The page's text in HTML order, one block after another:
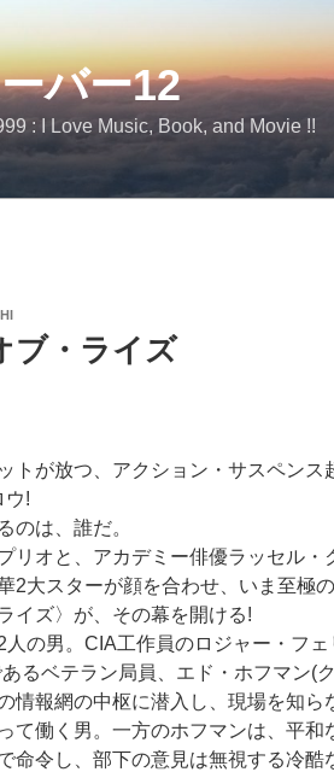
バー12
: I Love Music, Book, and Movie !!
ブ・ライズ
トが放つ、アクション・サスペンス
ウ!
のは、誰だ。
リオと、アカデミー俳優ラッセル
2大スターが顔を合わせ、いま至極の
イズ〉が、その幕を開ける!
の男。CIA工作員のロジャー・フ
るベテラン局員、エド・ホフマン(ク
情報網の中枢に潜入し、現場を知ら
て働く男。一方のホフマンは、平和
命令し、部下の意見は無視する冷酷